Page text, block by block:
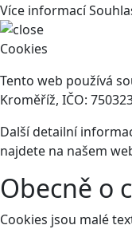
Více informací
Cookies
Tento web používá
Kroměříž, IČO:
Další detailní
najdete na našem
Obecně o
Cookies jsou malé